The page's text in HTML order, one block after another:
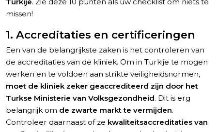
missen!
1. Accreditaties en certificeringen
Een van de belangrijkste zaken is het controleren van
de accreditaties van de kliniek. Om in Turkije te mogen
werken en te voldoen aan strikte veiligheidsnormen,
moet de kliniek zeker geaccrediteerd zijn door het
Turkse Ministerie van Volksgezondheid. Dit is erg
belangrijk om de zwarte markt te vermijden.
Controleer daarnaast of ze kwaliteitsaccreditaties van